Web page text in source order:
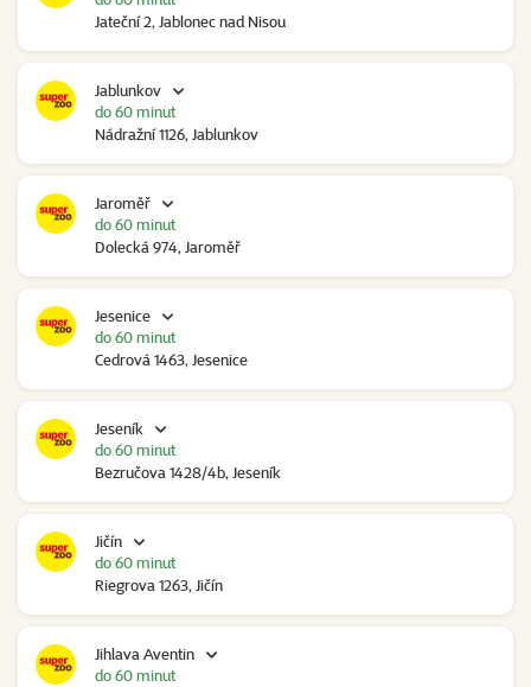
Jateční 2, Jablonec nad Nisou
Jablunkov
Nádražní 1126, Jablunkov
do 60 minut
Jaroměř
Dolecká 974, Jaroměř
do 60 minut
Jesenice
Cedrová 1463, Jesenice
do 60 minut
Jeseník
Bezručova 1428/4b, Jeseník
do 60 minut
Jičín
Riegrova 1263, Jičín
do 60 minut
Jihlava Aventin
do 60 minut